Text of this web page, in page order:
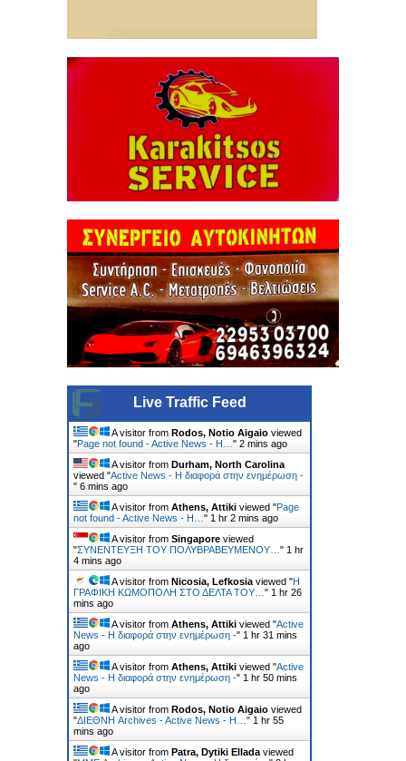
Live Traffic Feed
A visitor from Rodos, Notio Aigaio viewed
"Page not found - Active News - Η… " 2 mins ago
A visitor from Durham, North Carolina
viewed "Active News - Η διαφορά στην ενημέρωση -
" 6 mins ago
A visitor from Athens, Attiki viewed "Page
not found - Active News - Η… " 1 hr 2 mins ago
A visitor from Singapore viewed
"ΣΥΝΕΝΤΕΥΞΗ ΤΟΥ ΠΟΛΥΒΡΑΒΕΥΜΕΝΟΥ… " 1 hr
4 mins ago
A visitor from Nicosia, Lefkosia viewed "Η
ΓΡΑΦΙΚΗ ΚΩΜΟΠΟΛΗ ΣΤΟ ΔΕΛΤΑ ΤΟΥ… " 1 hr 26
mins ago
A visitor from Athens, Attiki viewed "Active
News - Η διαφορά στην ενημέρωση -" 1 hr 31 mins
ago
A visitor from Athens, Attiki viewed "Active
News - Η διαφορά στην ενημέρωση -" 1 hr 50 mins
ago
A visitor from Rodos, Notio Aigaio viewed
"ΔΙΕΘΝΗ Archives - Active News - Η… " 1 hr 55
mins ago
A visitor from Patra, Dytiki Ellada viewed